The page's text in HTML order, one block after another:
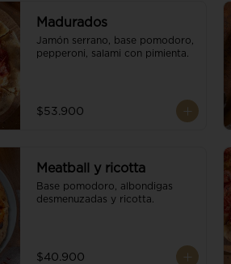
Madurados
Jamón serrano, base pomodoro,
pepperoni, salami con pimienta.
$53.900
Meatball y ricotta
Base pomodoro, albondigas
desmenuzadas y ricotta.
$40.900